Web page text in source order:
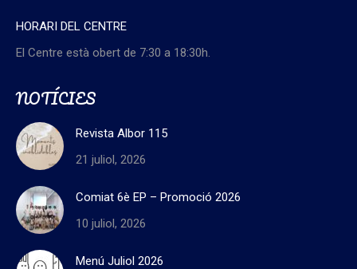
HORARI DEL CENTRE
El Centre està obert de 7:30 a 18:30h.
NOTÍCIES
Revista Albor 115
21 juliol, 2026
Comiat 6è EP – Promoció 2026
10 juliol, 2026
Menú Juliol 2026